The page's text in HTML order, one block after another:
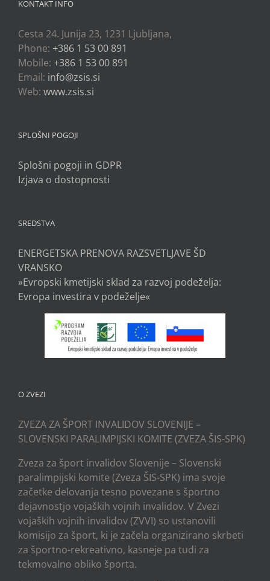
KONTAKT INFO
Cesta 24. Junija 23, 1231 Ljubljana,
Phone: +386 1 53 00 891
Mobile: +386 1 53 00 891
Email: info@zsis.si
Web: www.zsis.si
SPLOŠNI POGOJI
Splošni pogoji in GDPR
Izjava o dostopnosti
SREDSTVA
ENERGETSKA PRENOVA RAZSVETLJAVE ŠD
VRANSKO
»Evropski kmetijski sklad za razvoj podeželja:
Evropa investira v podeželje«
O ZVEZI
ZVEZA ZA ŠPORT INVALIDOV SLOVENIJE –
SLOVENSKI PARALIMPIJSKI KOMITE (ZVEZA ŠIS-SPK)
Zveza za šport invalidov Slovenije – Slovenski
paralimpijski komite (Zveza ŠIS-SPK) ima svoje
začetke delovanja tesno povezane s športno
dejavnostjo vojaških vojnih invalidov. V Zvezi
vojaških vojnih invalidov (ZVVI) so ustanovili
komisijo za šport, ki je začela organizirano skrbeti
za športno-rekreativno, kasneje pa tudi za
tekmovalno obliko športa.